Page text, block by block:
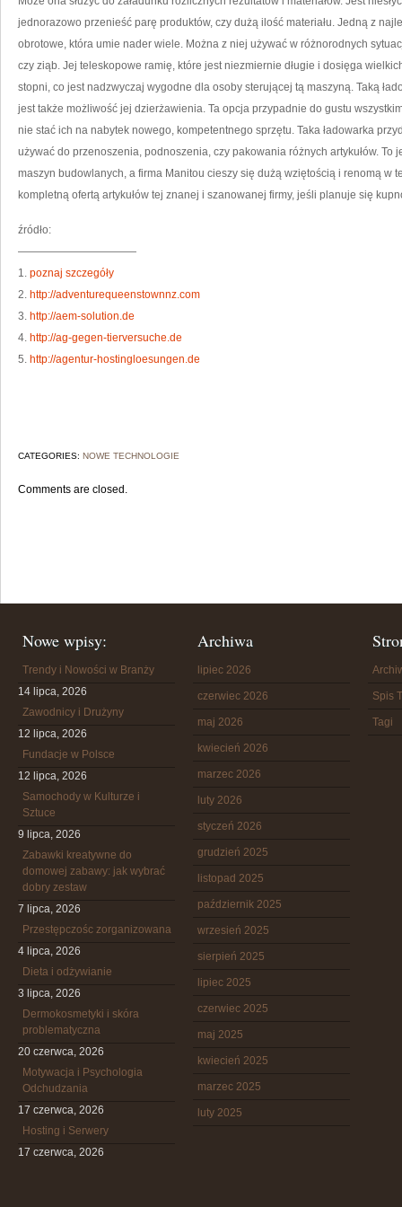
jednorazowo przenieść parę produktów, czy dużą ilość materiału. Jedną z
obrotowe, która umie nader wiele. Można z niej używać w różnorodnych
czy ziąb. Jej teleskopowe ramię, które jest niezmiernie długie i dosięga
stopni, co jest nadzwyczaj wygodne dla osoby sterującej tą maszyną. Taką
jest także możliwość jej dzierżawienia. Ta opcja przypadnie do gustu
nie stać ich na nabytek nowego, kompetentnego sprzętu. Taka ładowarka
używać do przenoszenia, podnoszenia, czy pakowania różnych artykułów.
maszyn budowlanych, a firma Manitou cieszy się dużą wziętością i renomą w
kompletną ofertą artykułów tej znanej i szanowanej firmy, jeśli planuje się
źródło:
———————————
1. poznaj szczegóły
2. http://adventurequeenstownnz.com
3. http://aem-solution.de
4. http://ag-gegen-tierversuche.de
5. http://agentur-hostingloesungen.de
CATEGORIES: NOWE TECHNOLOGIE
Comments are closed.
Nowe wpisy:
Trendy i Nowości w Branży
14 lipca, 2026
Zawodnicy i Drużyny
12 lipca, 2026
Fundacje w Polsce
12 lipca, 2026
Samochody w Kulturze i
Sztuce
9 lipca, 2026
Zabawki kreatywne do
domowej zabawy: jak wybrać
dobry zestaw
7 lipca, 2026
Przestępczośc zorganizowana
4 lipca, 2026
Dieta i odżywianie
3 lipca, 2026
Dermokosmetyki i skóra
problematyczna
20 czerwca, 2026
Motywacja i Psychologia
Odchudzania
17 czerwca, 2026
Hosting i Serwery
17 czerwca, 2026
Archiwa
lipiec 2026
czerwiec 2026
maj 2026
kwiecień 2026
marzec 2026
luty 2026
styczeń 2026
grudzień 2025
listopad 2025
październik 2025
wrzesień 2025
sierpień 2025
lipiec 2025
czerwiec 2025
maj 2025
kwiecień 2025
marzec 2025
luty 2025
Spis
Tagi